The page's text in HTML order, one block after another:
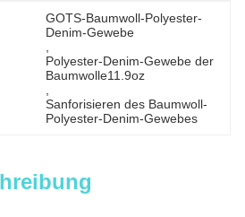
GOTS-Baumwoll-Polyester-
Denim-Gewebe
Polyester-Denim-Gewebe der
Baumwolle11.9oz
Sanforisieren des Baumwoll-
Polyester-Denim-Gewebes